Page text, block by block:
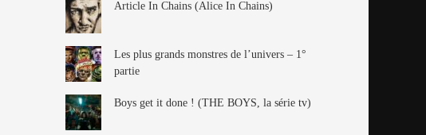
Article In Chains (Alice In Chains)
Les plus grands monstres de l’univers – 1°
partie
Boys get it done ! (THE BOYS, la série tv)